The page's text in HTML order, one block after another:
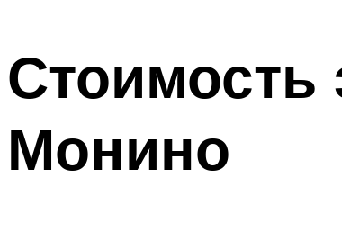
Стоимость
Монино